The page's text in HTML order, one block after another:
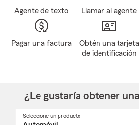
Agente de texto Llamar al agente
Pagar una factura
Obtén una tarjeta
de identificación
¿Le gustaría obtener
Seleccione un producto